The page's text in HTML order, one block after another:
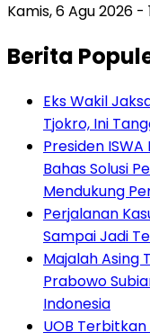
Kamis, 6 Agu 2026 -
Berita
Eks Wakil
Tjokro, Ini
Presiden ISWA
Bahas Solusi
Mendukung
Perjalanan
Sampai Jadi
Majalah Asing
Prabowo
Indonesia
UOB